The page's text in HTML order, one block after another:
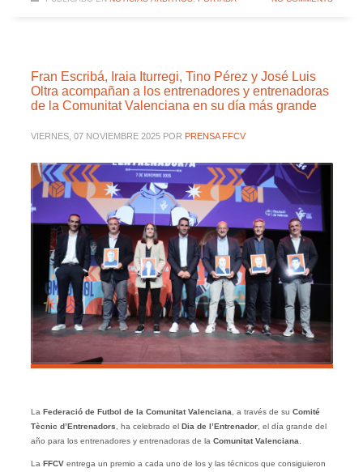
Fran Escribá, Iraia Iturregi, Tino Pérez y José Luis
Oltra acompañan a los entrenadores y entrenadoras
de la Comunitat Valenciana en su día más grande
VIERNES, 07 NOVIEMBRE 2025 POR PRENSA FFCV
La Federació de Futbol de la Comunitat Valenciana , a través de su Comité
Tècnic d’Entrenadors , ha celebrado elDia de l’Entrenador, el día grande del
año para los entrenadores y entrenadoras de la Comunitat Valenciana
La FFCVentrega un premio a cada uno de los y las técnicos que consiguieron